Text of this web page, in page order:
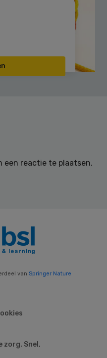
een reactie te plaatsen.
van Springer Nature
zorg. Snel,